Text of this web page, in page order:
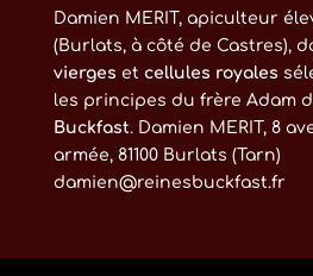
Damien MERIT, apiculteur
(Burlats, à côté de Castres),
vierges et cellules royales
les principes du frère Adam
Buckfast. Damien MERIT, 8
armée, 81100 Burlats (Tarn)
damien@reinesbuckfast.fr